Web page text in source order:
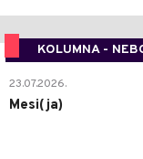
KOLUMNA -
23.07.2026.
Mesi(ja)